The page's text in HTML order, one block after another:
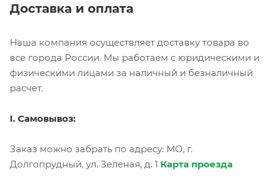
Доставка и оплата
Наша компания осуществляет доставку товара во
все города России. Мы работаем с юридическими и
физическими лицами за наличный и безналичный
расчет.
I. Самовывоз:
Заказ можно забрать по адресу: МО, г.
Долгопрудный, ул. Зеленая, д. 1 Карта проезда